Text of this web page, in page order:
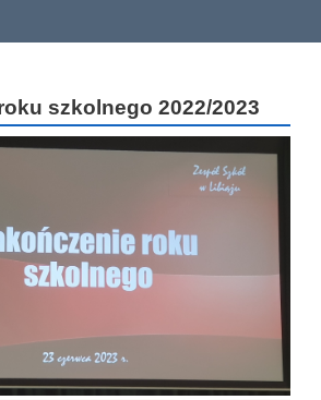
szkolnego 2022/2023